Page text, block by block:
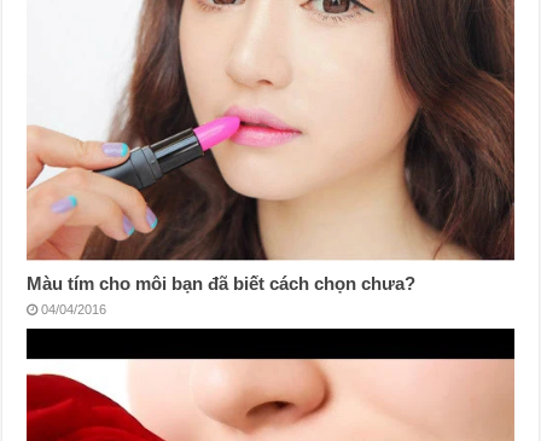
Màu tím cho môi bạn đã biết cách chọn chưa?
04/04/2016